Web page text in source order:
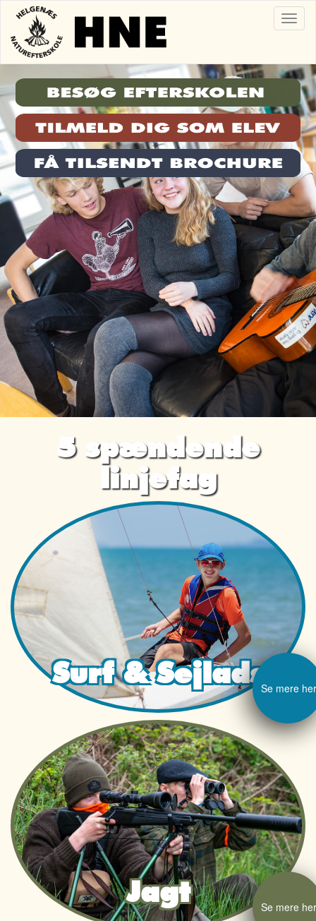
5 spændende
linjefag
Surf & SejladsSe mere her
Jagt Se mere her